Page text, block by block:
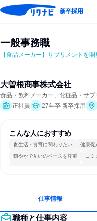
新卒採用
一般事務職
【食品メーカー】サプリメントを
大曽根商事株式会社
食品・飲料メーカー、化粧品・サ
正社員
27年卒 新卒採用
こんな人におすすめ
食生活・食育に関わりたい 健康促
穏やかで互いのペースを尊重 コミ
長く同じ会社に居続けられる 一
仕事情報
職種と仕事内容